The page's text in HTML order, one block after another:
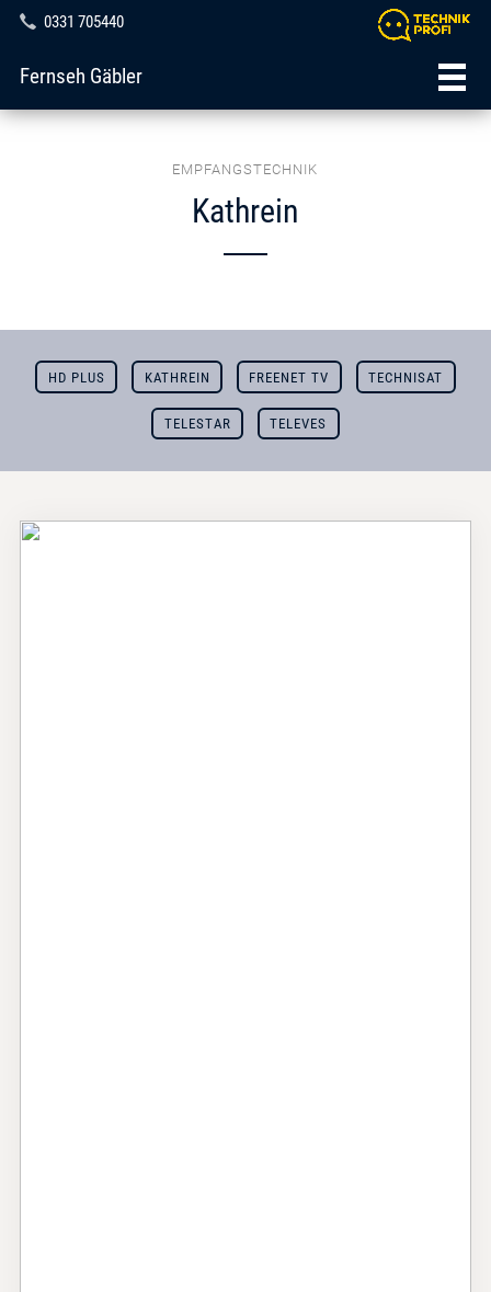
0331 705440
Fernseh Gäbler
EMPFANGSTECHNIK
Kathrein
HD PLUS KATHREIN FREENET TV TECHNISAT
TELESTAR TELEVES